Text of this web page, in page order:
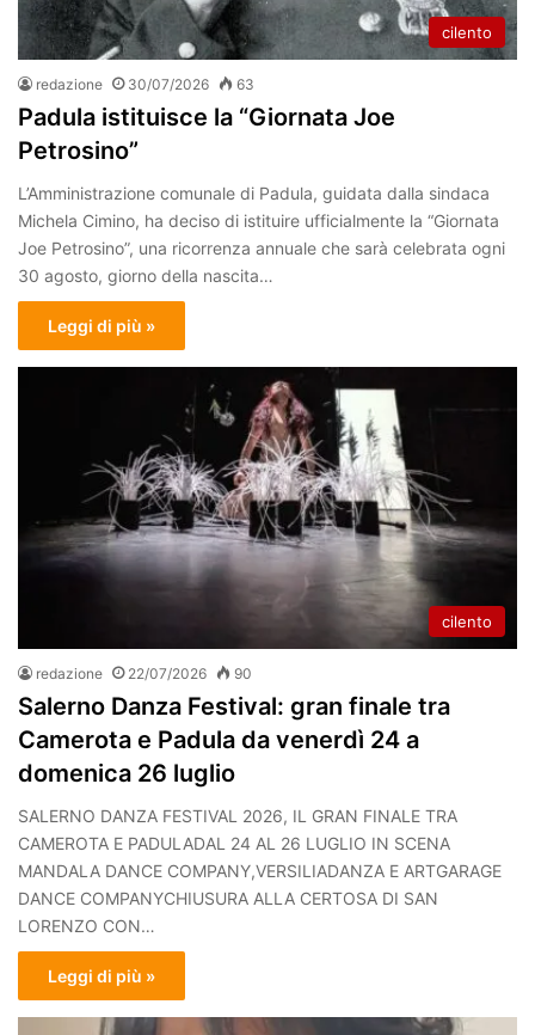
cilento
redazione 30/07/2026 63
Padula istituisce la “Giornata Joe
Petrosino”
L’Amministrazione comunale di Padula, guidata dalla sindaca
Michela Cimino, ha deciso di istituire ufficialmente la “Giornata
Joe Petrosino”, una ricorrenza annuale che sarà celebrata ogni
30 agosto, giorno della nascita…
Leggi di più »
cilento
redazione 22/07/2026 90
Salerno Danza Festival: gran finale tra
Camerota e Padula da venerdì 24 a
domenica 26 luglio
SALERNO DANZA FESTIVAL 2026, IL GRAN FINALE TRA
CAMEROTA E PADULADAL 24 AL 26 LUGLIO IN SCENA
MANDALA DANCE COMPANY,VERSILIADANZA E ARTGARAGE
DANCE COMPANYCHIUSURA ALLA CERTOSA DI SAN
LORENZO CON…
Leggi di più »